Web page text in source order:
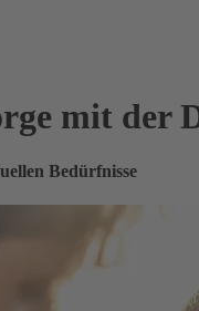
mit der
Bedürfnisse